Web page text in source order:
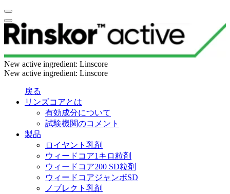
New active ingredient: Linscore
New active ingredient: Linscore
戻る
リンズコアとは
有効成分について
試験機関のコメント
製品
ロイヤント乳剤
ウィードコア1キロ粒剤
ウィードコア200 SD粒剤
ウィードコアジャンボSD
ノブレクト乳剤